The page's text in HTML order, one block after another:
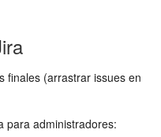
finales (arrastrar issues en
para administradores: